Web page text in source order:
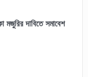
মজুরির দাবিতে সমাবেশ